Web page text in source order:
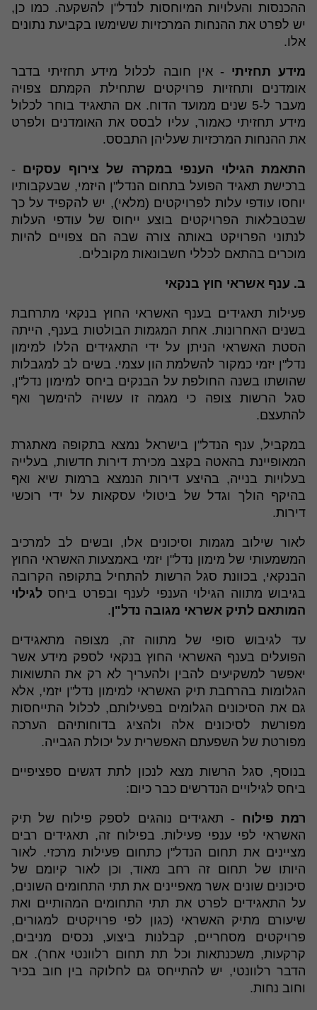
ההכנסות והעלויות המיוחסות לנדל"ן להשקעה. כמו כן,
יש לפרט את ההנחות המרכזיות ששימשו בקביעת נתונים
אלו.
מידע תחזיתי - אין חובה לכלול מידע תחזיתי בדבר
אומדנים ותחזיות פרויקטים שתחילת הקמתם צפויה
מעבר ל-5 שנים ממועד הדוח. אם התאגיד בוחר לכלול
מידע תחזיתי כאמור, עליו לבסס את האומדנים ולפרט
את ההנחות המרכזיות שעליהן התבסס.
התאמת הגילוי הענפי במקרה של צירוף עסקים -
ברכישת תאגיד הפועל בתחום הנדל"ן היזמי, שבעקבותיו
יוחסו עודפי עלות לפרויקטים (מלאי), יש להקפיד על כך
שבטבלאות הפרויקטים בוצע ייחוס של עודפי העלות
לנתוני הפרויקט באותה צורה שבה הם צפויים להיות
מוכרים בהתאם לכללי חשבונאות מקובלים.
ב. ענף אשראי חוץ בנקאי
פעילות תאגידים בענף האשראי החוץ בנקאי מתרחבת
בשנים האחרונות. אחת המגמות הבולטות בענף, הייתה
הסטת האשראי הניתן על ידי התאגידים הללו למימון
נדל"ן יזמי כמקור להשלמת הון עצמי. בשים לב למגבלות
שהושתו בשנה החולפת על הבנקים ביחס למימון נדל"ן,
סגל הרשות צופה כי מגמה זו עשויה להימשך ואף
להתעצם.
במקביל, ענף הנדל"ן בישראל נמצא בתקופה מאתגרת
המאופיינת בהאטה בקצב מכירת דירות חדשות, בעלייה
בעלויות בנייה, בהיצע דירות הנמצא ברמות שיא ואף
בהיקף הולך וגדל של ביטולי עסקאות על ידי רוכשי
דירות.
לאור שילוב מגמות וסיכונים אלו, ובשים לב למרכיב
המשמעותי של מימון נדל"ן יזמי באמצעות האשראי החוץ
הבנקאי, בכוונת סגל הרשות להתחיל בתקופה הקרובה
בגיבוש מתווה הגילוי הענפי לענף ובפרט ביחס לגילוי
המותאם לתיק אשראי מגובה נדל"ן.
עד לגיבוש סופי של מתווה זה, מצופה מתאגידים
הפועלים בענף האשראי החוץ בנקאי לספק מידע אשר
יאפשר למשקיעים להבין ולהעריך לא רק את התשואות
הגלומות בהרחבת תיק האשראי למימון נדל"ן יזמי, אלא
גם את הסיכונים הגלומים בפעילותם, לכלול התייחסות
מפורשת לסיכונים אלה ולהציג בדוחותיהם הערכה
מפורטת של השפעתם האפשרית על יכולת הגבייה.
בנוסף, סגל הרשות מצא לנכון לתת דגשים ספציפיים
ביחס לגילויים הנדרשים כבר כיום:
רמת פילוח - תאגידים נוהגים לספק פילוח של תיק
האשראי לפי ענפי פעילות. בפילוח זה, תאגידים רבים
מציינים את תחום הנדל"ן כתחום פעילות מרכזי. לאור
היותו של תחום זה רחב מאוד, וכן לאור קיומם של
סיכונים שונים אשר מאפיינים את תתי התחומים השונים,
על התאגידים לפרט את תתי התחומים המהותיים ואת
שיעורם מתיק האשראי (כגון לפי פרויקטים למגורים,
פרויקטים מסחריים, קבלנות ביצוע, נכסים מניבים,
קרקעות, משכנתאות וכל תת תחום רלוונטי אחר). אם
הדבר רלוונטי, יש להתייחס גם לחלוקה בין חוב בכיר
וחוב נחות.